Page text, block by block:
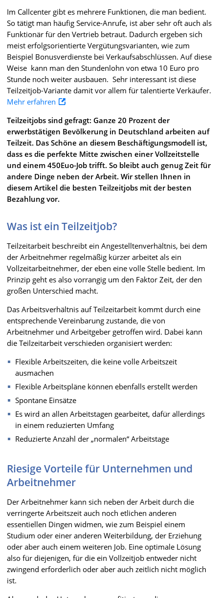
Im Callcenter gibt es mehrere Funktionen, die man bedient.
So tätigt man häufig Service-Anrufe, ist aber sehr oft auch als
Funktionär für den Vertrieb betraut. Dadurch ergeben sich
meist erfolgsorientierte Vergütungsvarianten, wie zum
Beispiel Bonusverdienste bei Verkaufsabschlüssen. Auf diese
Weise kann man den Stundenlohn von etwa 10 Euro pro
Stunde noch weiter ausbauen. Sehr interessant ist diese
Teilzeitjob-Variante damit vor allem für talentierte Verkäufer.
Mehr erfahren
Teilzeitjobs sind gefragt: Ganze 20 Prozent der
erwerbstätigen Bevölkerung in Deutschland arbeiten auf
Teilzeit. Das Schöne an diesem Beschäftigungsmodell ist,
dass es die perfekte Mitte zwischen einer Vollzeitstelle
und einem 450Euo-Job trifft. So bleibt auch genug Zeit für
andere Dinge neben der Arbeit. Wir stellen Ihnen in
diesem Artikel die besten Teilzeitjobs mit der besten
Bezahlung vor.
Was ist ein Teilzeitjob?
Teilzeitarbeit beschreibt ein Angestelltenverhältnis, bei dem
der Arbeitnehmer regelmäßig kürzer arbeitet als ein
Vollzeitarbeitnehmer, der eben eine volle Stelle bedient. Im
Prinzip geht es also vorrangig um den Faktor Zeit, der den
großen Unterschied macht.
Das Arbeitsverhältnis auf Teilzeitarbeit kommt durch eine
entsprechende Vereinbarung zustande, die von
Arbeitnehmer und Arbeitgeber getroffen wird. Dabei kann
die Teilzeitarbeit verschieden organisiert werden:
Flexible Arbeitszeiten, die keine volle Arbeitszeit
ausmachen
Flexible Arbeitspläne können ebenfalls erstellt werden
Spontane Einsätze
Es wird an allen Arbeitstagen gearbeitet, dafür allerdings
in einem reduzierten Umfang
Reduzierte Anzahl der „normalen“ Arbeitstage
Riesige Vorteile für Unternehmen und
Arbeitnehmer
Der Arbeitnehmer kann sich neben der Arbeit durch die
verringerte Arbeitszeit auch noch etlichen anderen
essentiellen Dingen widmen, wie zum Beispiel einem
Studium oder einer anderen Weiterbildung, der Erziehung
oder aber auch einem weiteren Job. Eine optimale Lösung
also für diejenigen, für die ein Vollzeitjob entweder nicht
zwingend erforderlich oder aber auch zeitlich nicht möglich
ist.